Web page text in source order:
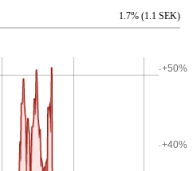
1.7% (1.1 SEK)